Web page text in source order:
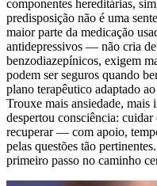
componentes hereditárias,
predisposição não é uma
maior parte da medicação
antidepressivos — não cria
benzodiazepínicos, exigem
podem ser seguros quando
plano terapêutico adaptado
Trouxe mais ansiedade, mais
despertou consciência:
recuperar — com apoio,
pelas questões tão
primeiro passo no caminho